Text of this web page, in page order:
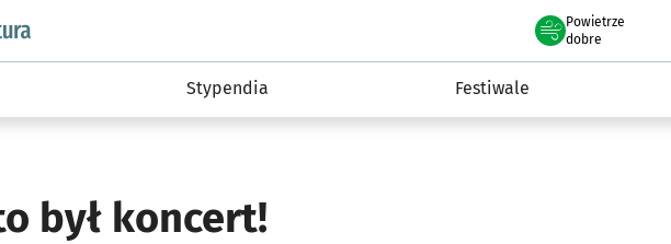
podserwis: Kultura
Powietrze
we Wrocławiu
dobre
Stypendia Festiwale
był koncert!